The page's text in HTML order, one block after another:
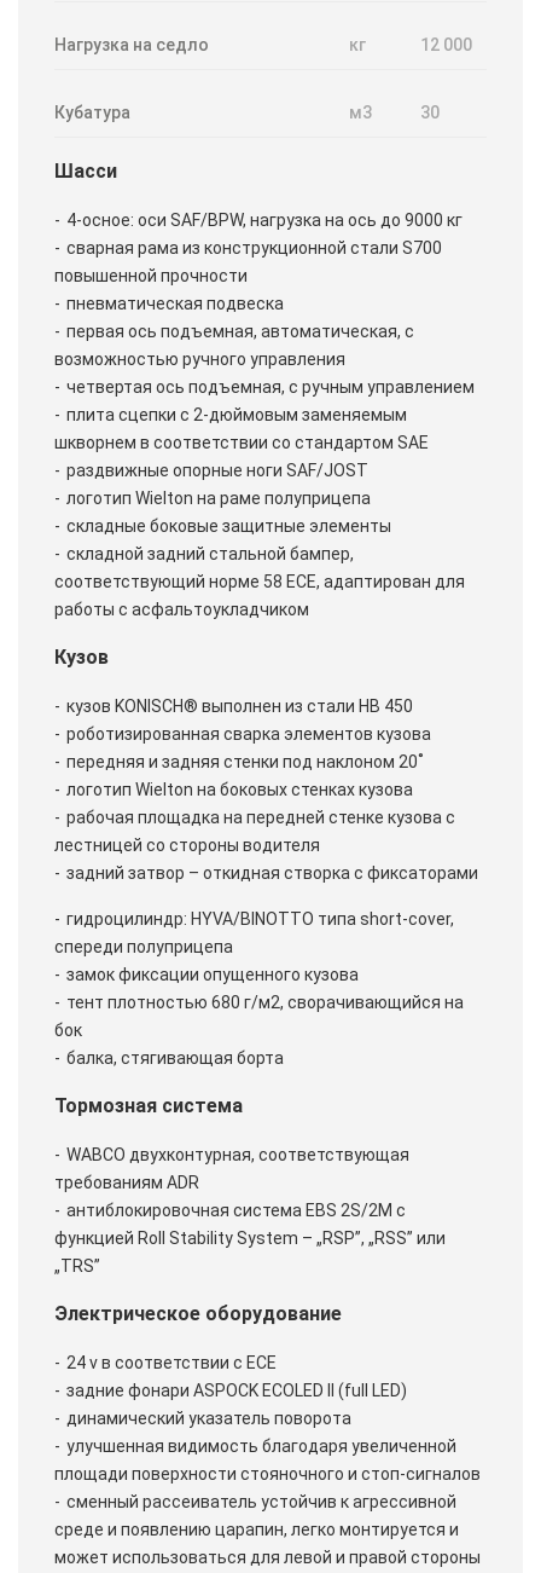
Нагрузка на седло кг 12 000
Кубатура м3 30
Шасси
4-осное: оси SAF/BPW, нагрузка на ось до 9000 кг
сварная рама из конструкционной стали S700
повышенной прочности
пневматическая подвеска
первая ось подъемная, автоматическая, с
возможностью ручного управления
четвертая ось подъемная, с ручным управлением
плита сцепки с 2-дюймовым заменяемым
шкворнем в соответствии со стандартом SAE
раздвижные опорные ноги SAF/JOST
логотип Wielton на раме полуприцепа
складные боковые защитные элементы
складной задний стальной бампер,
соответствующий норме 58 ЕСЕ, адаптирован для
работы с асфальтоукладчиком
Кузов
кузов KONISCH® выполнен из стали HB 450
роботизированная сварка элементов кузова
передняя и задняя стенки под наклоном 20˚
логотип Wielton на боковых стенках кузова
рабочая площадка на передней стенке кузова с
лестницей со стороны водителя
задний затвор – откидная створка с фиксаторами
гидроцилиндр: HYVA/BINOTTO типа short-cover,
спереди полуприцепа
замок фиксации опущенного кузова
тент плотностью 680 г/м2, сворачивающийся на
бок
балка, стягивающая борта
Тормозная система
WABCO двухконтурная, соответствующая
требованиям ADR
антиблокировочная система EBS 2S/2M с
функцией Roll Stability System – „RSP”, „RSS” или
„TRS”
Электрическое оборудование
24 v в соответствии с ECE
задние фонари ASPOCK ECOLED II (full LED)
динамический указатель поворота
улучшенная видимость благодаря увеличенной
площади поверхности стояночного и стоп-сигналов
сменный рассеиватель устойчив к агрессивной
среде и появлению царапин, легко монтируется и
может использоваться для левой и правой стороны